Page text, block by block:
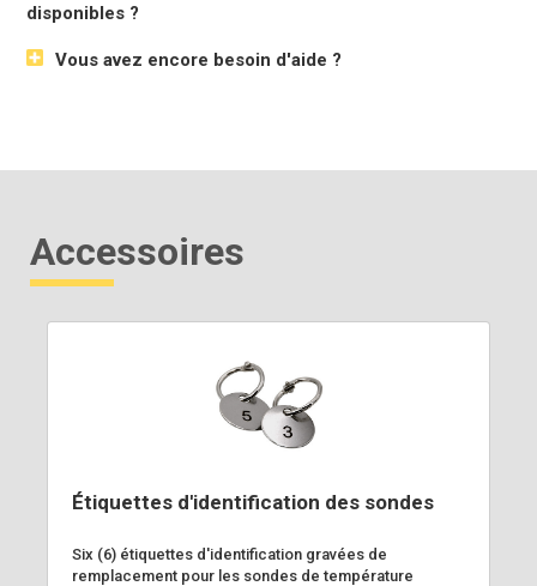
disponibles ?
Vous avez encore besoin d'aide ?
Accessoires
Étiquettes d'identification des sondes
Six (6) étiquettes d'identification gravées de
remplacement pour les sondes de température